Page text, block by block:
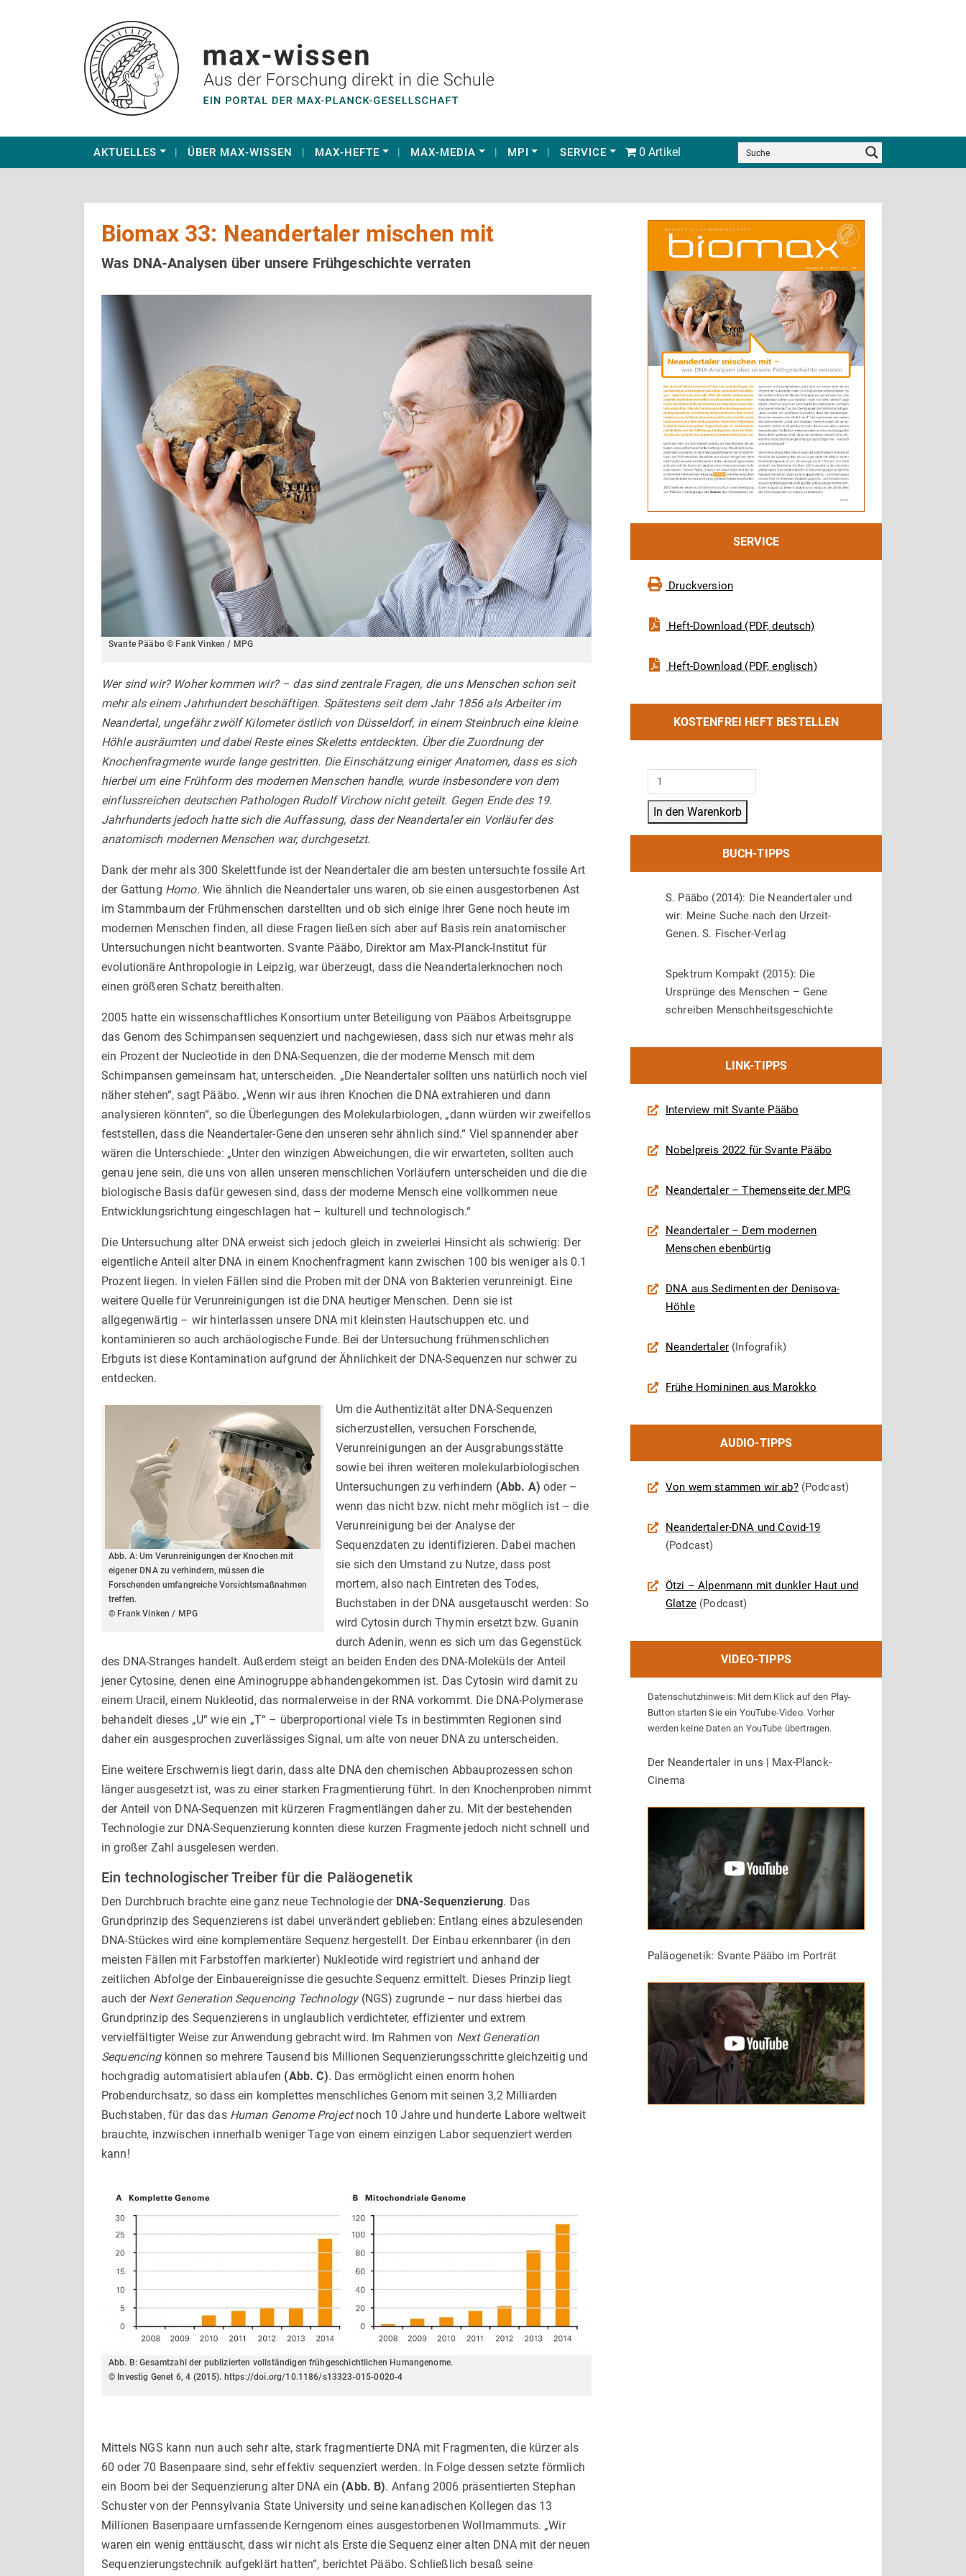
AKTUELLES ÜBER MAX-WISSEN MAX-HEFTE MAX-MEDIA MPI SERVICE 0 Artikel
Biomax 33: Neandertaler mischen mit
Was DNA-Analysen über unsere Frühgeschichte verraten
Svante Pääbo © Fank Vinken / MPG
Wer sind wir? Woher kommen wir? – das sind zentrale Fragen, die uns Menschen schon seit
mehr als einem Jahrhundert beschäftigen. Spätestens seit dem Jahr 1856 als Arbeiter im
Neandertal, ungefähr zwölf Kilometer östlich von Düsseldorf, in einem Steinbruch eine kleine
Höhle ausräumten und dabei Reste eines Skeletts entdeckten. Über die Zuordnung der
Knochenfragmente wurde lange gestritten. Die Einschätzung einiger Anatomen, dass es sich
hierbei um eine Frühform des modernen Menschen handle, wurde insbesondere von dem
einflussreichen deutschen Pathologen Rudolf Virchow nicht geteilt. Gegen Ende des 19.
Jahrhunderts jedoch hatte sich die Auffassung, dass der Neandertaler ein Vorläufer des
anatomisch modernen Menschen war, durchgesetzt.
Dank der mehr als 300 Skelettfunde ist der Neandertaler die am besten untersuchte fossile Art
der Gattung Homo. Wie ähnlich die Neandertaler uns waren, ob sie einen ausgestorbenen Ast
im Stammbaum der Frühmenschen darstellten und ob sich einige ihrer Gene noch heute im
modernen Menschen finden, all diese Fragen ließen sich aber auf Basis rein anatomischer
Untersuchungen nicht beantworten. Svante Pääbo, Direktor am Max-Planck-Institut für
evolutionäre Anthropologie in Leipzig, war überzeugt, dass die Neandertalerknochen noch
einen größeren Schatz bereithalten.
2005 hatte ein wissenschaftliches Konsortium unter Beteiligung von Pääbos Arbeitsgruppe
das Genom des Schimpansen sequenziert und nachgewiesen, dass sich nur etwas mehr als
ein Prozent der Nucleotide in den DNA-Sequenzen, die der moderne Mensch mit dem
Schimpansen gemeinsam hat, unterscheiden. „Die Neandertaler sollten uns natürlich noch viel
näher stehen“, sagt Pääbo. „Wenn wir aus ihren Knochen die DNA extrahieren und dann
analysieren könnten“, so die Überlegungen des Molekularbiologen, „dann würden wir zweifellos
feststellen, dass die Neandertaler-Gene den unseren sehr ähnlich sind.“ Viel spannender aber
wären die Unterschiede: „Unter den winzigen Abweichungen, die wir erwarteten, sollten auch
genau jene sein, die uns von allen unseren menschlichen Vorläufern unterscheiden und die die
biologische Basis dafür gewesen sind, dass der moderne Mensch eine vollkommen neue
Entwicklungsrichtung eingeschlagen hat – kulturell und technologisch.“
Die Untersuchung alter DNA erweist sich jedoch gleich in zweierlei Hinsicht als schwierig: Der
eigentliche Anteil alter DNA in einem Knochenfragment kann zwischen 100 bis weniger als 0.1
Prozent liegen. In vielen Fällen sind die Proben mit der DNA von Bakterien verunreinigt. Eine
weitere Quelle für Verunreinigungen ist die DNA heutiger Menschen. Denn sie ist
allgegenwärtig – wir hinterlassen unsere DNA mit kleinsten Hautschuppen etc. und
kontaminieren so auch archäologische Funde. Bei der Untersuchung frühmenschlichen
Erbguts ist diese Kontamination aufgrund der Ähnlichkeit der DNA-Sequenzen nur schwer zu
entdecken.
Abb. A: Um Verunreinigungen der Knochen mit
eigener DNA zu verhindern, müssen die
Forschenden umfangreiche Vorsichtsmaßnahmen
treffen.
© Frank Vinken / MPG
Um die Authentizität alter DNA-Sequenzen
sicherzustellen, versuchen Forschende,
Verunreinigungen an der Ausgrabungsstätte
sowie bei ihren weiteren molekularbiologischen
Untersuchungen zu verhindern (Abb. A)oder –
wenn das nicht bzw. nicht mehr möglich ist – die
Verunreinigung bei der Analyse der
Sequenzdaten zu identifizieren. Dabei machen
sie sich den Umstand zu Nutze, dass post
mortem, also nach Eintreten des Todes,
Buchstaben in der DNA ausgetauscht werden: So
wird Cytosin durch Thymin ersetzt bzw. Guanin
durch Adenin, wenn es sich um das Gegenstück
des DNA-Stranges handelt. Außerdem steigt an beiden Enden des DNA-Moleküls der Anteil
jener Cytosine, denen eine Aminogruppe abhandengekommen ist. Das Cytosin wird damit zu
einem Uracil, einem Nukleotid, das normalerweise in der RNA vorkommt. Die DNA-Polymerase
behandelt dieses „U“ wie ein „T“ – überproportional viele Ts in bestimmten Regionen sind
daher ein ausgesprochen zuverlässiges Signal, um alte von neuer DNA zu unterscheiden.
Eine weitere Erschwernis liegt darin, dass alte DNA den chemischen Abbauprozessen schon
länger ausgesetzt ist, was zu einer starken Fragmentierung führt. In den Knochenproben nimmt
der Anteil von DNA-Sequenzen mit kürzeren Fragmentlängen daher zu. Mit der bestehenden
Technologie zur DNA-Sequenzierung konnten diese kurzen Fragmente jedoch nicht schnell und
in großer Zahl ausgelesen werden.
Ein technologischer Treiber für die Paläogenetik
Den Durchbruch brachte eine ganz neue Technologie der DNA-Sequenzierung. Das
Grundprinzip des Sequenzierens ist dabei unverändert geblieben: Entlang eines abzulesenden
DNA-Stückes wird eine komplementäre Sequenz hergestellt. Der Einbau erkennbarer (in den
meisten Fällen mit Farbstoffen markierter) Nukleotide wird registriert und anhand der
zeitlichen Abfolge der Einbauereignisse die gesuchte Sequenz ermittelt. Dieses Prinzip liegt
auch der Next Generation Sequencing Technology(NGS) zugrunde – nur dass hierbei das
Grundprinzip des Sequenzierens in unglaublich verdichteter, effizienter und extrem
vervielfältigter Weise zur Anwendung gebracht wird. Im Rahmen von Next Generation
Sequencingkönnen so mehrere Tausend bis Millionen Sequenzierungsschritte gleichzeitig und
hochgradig automatisiert ablaufen (Abb. C). Das ermöglicht einen enorm hohen
Probendurchsatz, so dass ein komplettes menschliches Genom mit seinen 3,2 Milliarden
Buchstaben, für das das Human Genome Projectnoch 10 Jahre und hunderte Labore weltweit
brauchte, inzwischen innerhalb weniger Tage von einem einzigen Labor sequenziert werden
kann!
Abb. B: Gesamtzahl der publizierten vollständigen frühgeschichtlichen Humangenome.
© Investig Genet 6, 4 (2015). https://doi.org/10.1186/s13323-015-0020-4
Mittels NGS kann nun auch sehr alte, stark fragmentierte DNA mit Fragmenten, die kürzer als
60 oder 70 Basenpaare sind, sehr effektiv sequenziert werden. In Folge dessen setzte förmlich
ein Boom bei der Sequenzierung alter DNA ein (Abb. B). Anfang 2006 präsentierten Stephan
Schuster von der Pennsylvania State University und seine kanadischen Kollegen das 13
Millionen Basenpaare umfassende Kerngenom eines ausgestorbenen Wollmammuts. „Wir
waren ein wenig enttäuscht, dass wir nicht als Erste die Sequenz einer alten DNA mit der neuen
Sequenzierungstechnik aufgeklärt hatten“, berichtet Pääbo. Schließlich besaß seine
SERVICE
Druckversion
Heft-Download (PDF, deutsch)
Heft-Download (PDF, englisch)
KOSTENFREI HEFT BESTELLEN
Biomax
33:
Neandertaler
mischen
Menge
In den Warenkorb
BUCH-TIPPS
S. Pääbo (2014): Die Neandertaler und
wir: Meine Suche nach den Urzeit-
Genen. S. Fischer-Verlag
Spektrum Kompakt (2015): Die
Ursprünge des Menschen – Gene
schreiben Menschheitsgeschichte
LINK-TIPPS
Interview mit Svante Pääbo
Nobelpreis 2022 für Svante Pääbo
Neandertaler – Themenseite der MPG
Neandertaler – Dem modernen
Menschen ebenbürtig
DNA aus Sedimenten der Denisova-
Höhle
Neandertaler(Infografik)
Frühe Homininen aus Marokko
AUDIO-TIPPS
Von wem stammen wir ab?(Podcast)
Neandertaler-DNA und Covid-19
(Podcast)
Ötzi – Alpenmann mit dunkler Haut und
Glatze(Podcast)
VIDEO-TIPPS
Datenschutzhinweis: Mit dem Klick auf den Play-
Button starten Sie ein YouTube-Video. Vorher
werden keine Daten an YouTube übertragen.
Der Neandertaler in uns | Max-Planck-
Cinema
Paläogenetik: Svante Pääbo im Porträt